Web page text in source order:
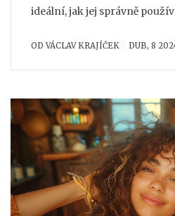
ideální, jak jej správně
výběrem správného oleje
ODVÁCLAV KRAJÍČEK DUB, 8